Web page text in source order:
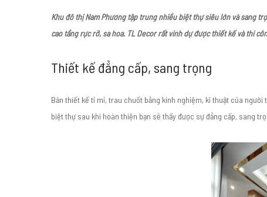
Khu đô thị Nam Phương tập trung nhiều biệt thự siêu lớn và sang
cao tầng rực rỡ, sa hoa. TL Decor rất vinh dự được thiết kế và thi
Thiết kế đẳng cấp, sang trọng
Bản thiết kế tỉ mỉ, trau chuốt bằng kinh nghiệm, kĩ thuật của
biệt thự sau khi hoàn thiện bạn sẽ thấy được sự đẳng cấp, sang